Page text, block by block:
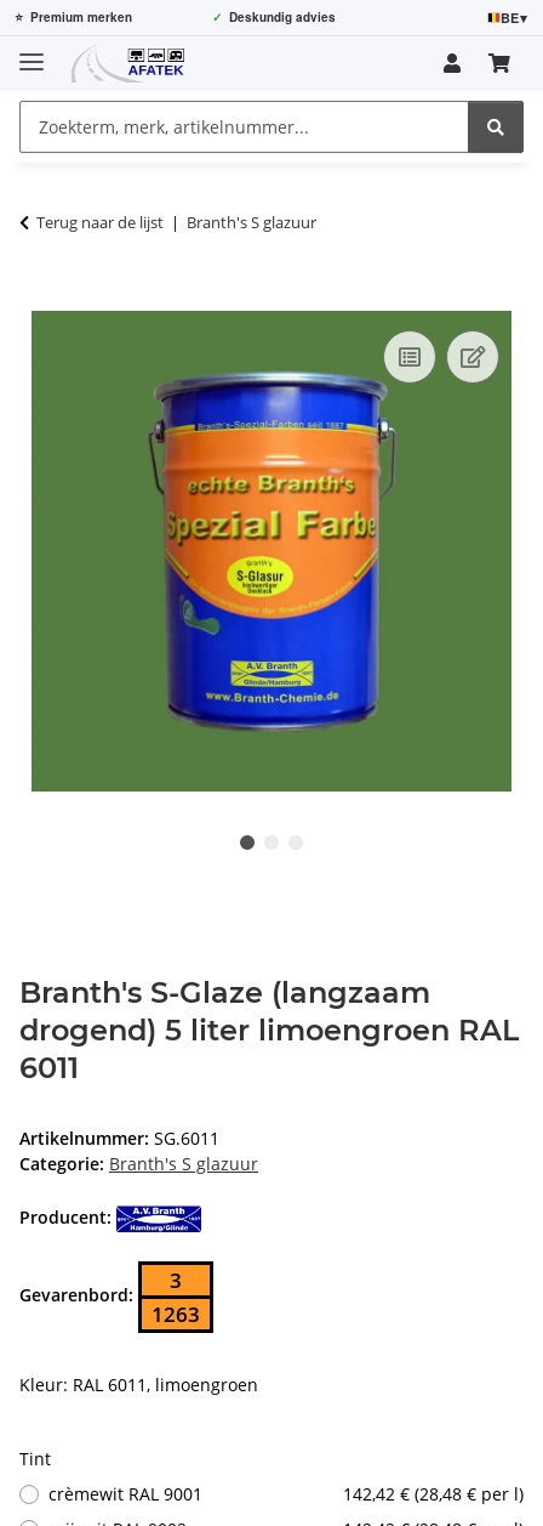
⭐ Premium merken ✓ Deskundig advies BE▾
Terug naar de lijst Branth's S glazuur
Branth's S-Glaze (langzaam
drogend) 5 liter limoengroen RAL
6011
Artikelnummer: SG.6011
Categorie: Branth's S glazuur
Producent:
Gevarenbord:
3
1263
Kleur: RAL 6011, limoengroen
Tint
crèmewit RAL 9001
142,42 € (28,48 € per l)